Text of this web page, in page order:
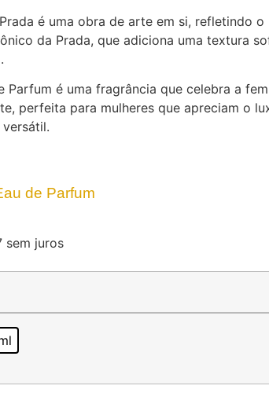
é uma obra de arte em si, refletindo
da Prada, que adiciona uma textura
Parfum é uma fragrância que celebra a
perfeita para mulheres que apreciam o
de Parfum
sem juros